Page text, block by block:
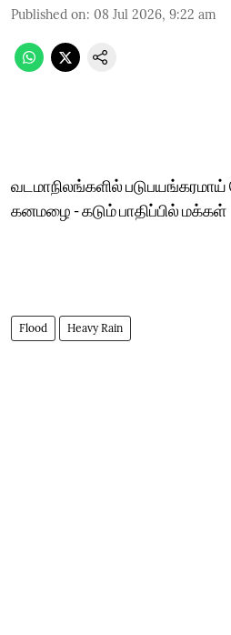
Published on: 08 Jul 2026, 9:22 am
வடமாநிலங்களில்
கனமழை - கடும் பாதிப்பில் மக்கள்
Flood Heavy Rain